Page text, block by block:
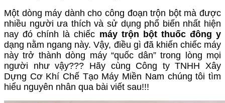
Một dòng máy dành cho công đoạn trộn bột mà được
nhiều người ưa thích và sử dụng phổ biến nhất hiện
nay đó chính là chiếc máy trộn bột thuốc đông y
dạng nằm ngang này. Vậy, điều gì đã khiến chiếc máy
này trở thành dòng máy “quốc dân” trong lòng mọi
người như vậy??? Hãy cùng Công ty TNHH Xây
Dựng Cơ Khí Chế Tạo Máy Miền Nam chúng tôi tìm
hiểu nguyên nhân qua bài viết sau!!!